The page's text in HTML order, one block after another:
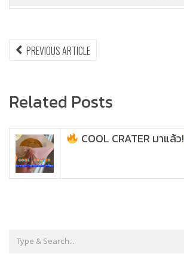
แนะแนว
PREVIOUS ARTICLEPREVIOUS
ARTICLE:
Related Posts
COOL CRATER มาแล้ว!